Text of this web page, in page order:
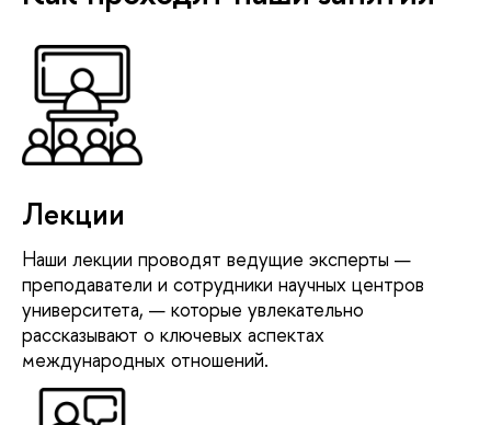
Лекции
Наши лекции проводят ведущие эксперты —
преподаватели и сотрудники научных центров
университета, — которые увлекательно
рассказывают о ключевых аспектах
международных отношений.